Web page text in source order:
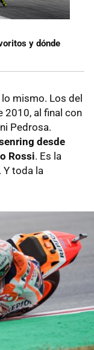
y dónde
mismo. Los del
2010, al final con
Pedrosa.
desde
Rossi. Es la
Y toda la